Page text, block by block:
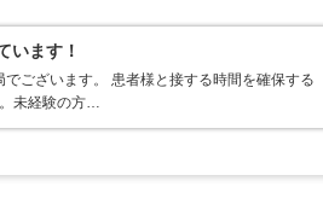
います！
ございます。 患者様と接する時間を確保する
未経験の方…